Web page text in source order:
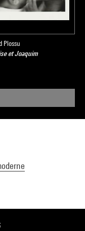
Plossu
et Joaquim